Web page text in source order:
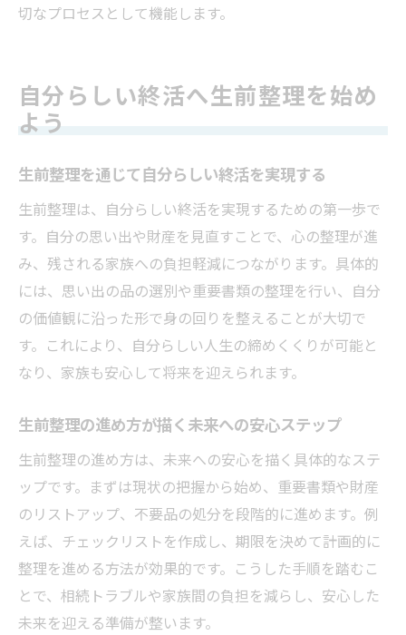
切なプロセスとして機能します。
自分らしい終活へ生前整理を始め
よう
生前整理を通じて自分らしい終活を実現する
生前整理は、自分らしい終活を実現するための第一歩で
す。自分の思い出や財産を見直すことで、心の整理が進
み、残される家族への負担軽減につながります。具体的
には、思い出の品の選別や重要書類の整理を行い、自分
の価値観に沿った形で身の回りを整えることが大切で
す。これにより、自分らしい人生の締めくくりが可能と
なり、家族も安心して将来を迎えられます。
生前整理の進め方が描く未来への安心ステップ
生前整理の進め方は、未来への安心を描く具体的なステ
ップです。まずは現状の把握から始め、重要書類や財産
のリストアップ、不要品の処分を段階的に進めます。例
えば、チェックリストを作成し、期限を決めて計画的に
整理を進める方法が効果的です。こうした手順を踏むこ
とで、相続トラブルや家族間の負担を減らし、安心した
未来を迎える準備が整います。